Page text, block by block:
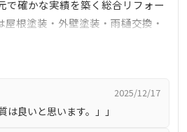
で確かな実績を築く総合リフォー
根塗装・外壁塗装・雨樋交換・
料の現地調査・見積りを提供。
ンから古民家改修まで幅広く対
根や檜の家の提案が素晴らしい」
価される一方、対応にばらつきが
2025/12/17
は良いと思います。」」